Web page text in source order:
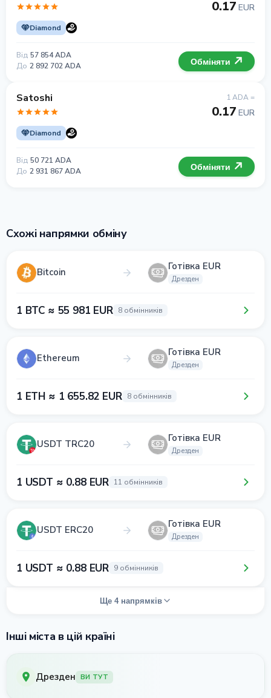
Diamond
0.17 EUR
Від 57 854 ADA
До 2 892 702 ADA Обміняти
Satoshi
Diamond
1 ADA =
0.17 EUR
Від 50 721 ADA
До 2 931 867 ADA Обміняти
Схожі напрямки обміну
Bitcoin Готівка EUR
Дрезден
1 BTC ≈ 55 981 EUR 8 обмінників
Ethereum Готівка EUR
Дрезден
1 ETH ≈ 1 655.82 EUR 8 обмінників
USDT TRC20 Готівка EUR
Дрезден
1 USDT ≈ 0.88 EUR 11 обмінників
USDT ERC20 Готівка EUR
Дрезден
1 USDT ≈ 0.88 EUR 9 обмінників
Ще 4 напрямків
Інші міста в цій країні
Дрезден ВИ ТУТ